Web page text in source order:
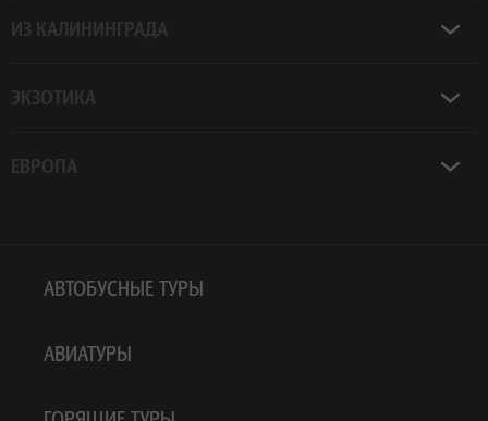
ИЗ КАЛИНИНГРАДА
ЭКЗОТИКА
ЕВРОПА
АВТОБУСНЫЕ ТУРЫ
АВИАТУРЫ